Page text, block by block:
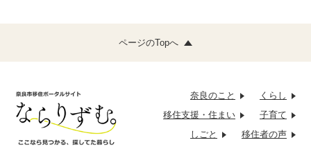
ページのTopへ
奈良のこと
くらし
移住支援・ 住まい
子育て
しごと
移住者の声